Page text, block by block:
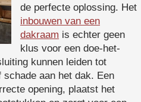
de perfecte oplossing. Het
inbouwen van een
dakraam is echter geen
klus voor een doe-het-
kunnen leiden tot
aan het dak. Een
opening, plaatst het